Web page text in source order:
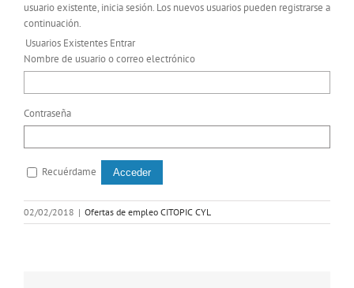
usuario existente, inicia sesión. Los nuevos usuarios pueden registrarse a
continuación.
Usuarios Existentes Entrar
Nombre de usuario o correo electrónico
Contraseña
Recuérdame
02/02/2018 | Ofertas de empleo CITOPIC CYL